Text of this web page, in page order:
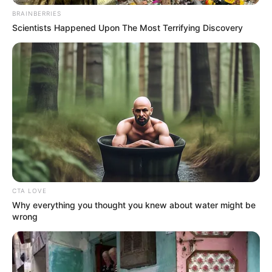
„A kormány a tegnapi ülésén sok kiemelten fontos
döntést hozott:”
A felsorolás alapján több nagy ügyben is lépések
BRAINBERRIES
Scientists Happened Upon The Most Terrifying Discovery
CTA LOVE
Why everything you thought you knew about water might be
wrong